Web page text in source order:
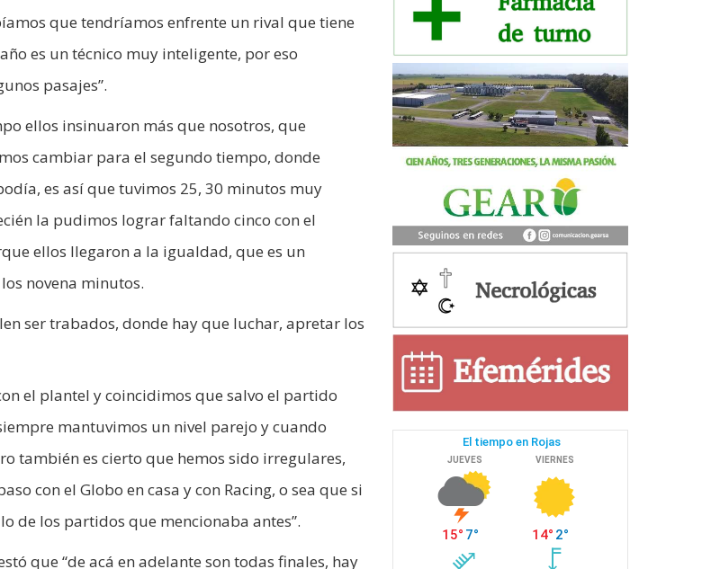
que tendríamos enfrente un rival que tiene
es un técnico muy inteligente, por eso
pasajes”.
ellos insinuaron más que nosotros, que
cambiar para el segundo tiempo, donde
es así que tuvimos 25, 30 minutos muy
la pudimos lograr faltando cinco con el
ellos llegaron a la igualdad, que es un
novena minutos.
ser trabados, donde hay que luchar, apretar los
el plantel y coincidimos que salvo el partido
mantuvimos un nivel parejo y cuando
también es cierto que hemos sido irregulares,
con el Globo en casa y con Racing, o sea que si
de los partidos que mencionaba antes”.
que “de acá en adelante son todas finales, hay